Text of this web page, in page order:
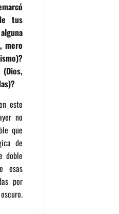
tus
mero
este
no
que
de
doble
esas
por